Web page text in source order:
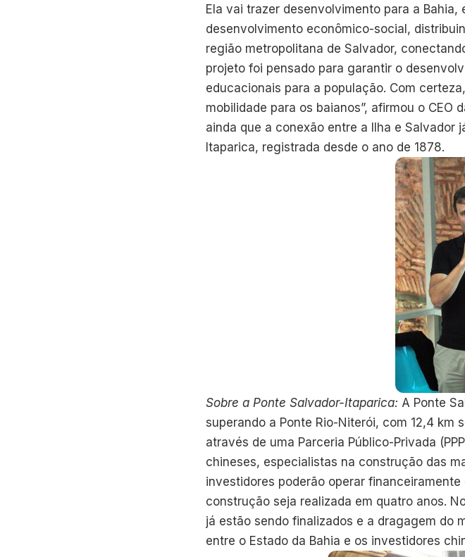
Ela vai trazer desenvolvimento para a
desenvolvimento econômico-social,
região metropolitana de Salvador,
projeto foi pensado para garantir o
educacionais para a população. Com
mobilidade para os baianos”, afirmou o CEO
ainda que a conexão entre a Ilha e Salvador
Itaparica, registrada desde o ano de 1878.
Sobre a Ponte Salvador-Itaparica: A Ponte
superando a Ponte Rio-Niterói, com 12,4 km
através de uma Parceria Público-Privada
chineses, especialistas na construção das
investidores poderão operar
construção seja realizada em quatro anos.
já estão sendo finalizados e a dragagem do
entre o Estado da Bahia e os investidores